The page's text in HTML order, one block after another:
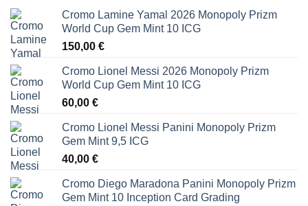
Cromo Lamine Yamal 2026 Monopoly Prizm
World Cup Gem Mint 10 ICG
150,00 €
Cromo Lionel Messi 2026 Monopoly Prizm
World Cup Gem Mint 10 ICG
60,00 €
Cromo Lionel Messi Panini Monopoly Prizm
Gem Mint 9,5 ICG
40,00 €
Cromo Diego Maradona Panini Monopoly Prizm
Gem Mint 10 Inception Card Grading